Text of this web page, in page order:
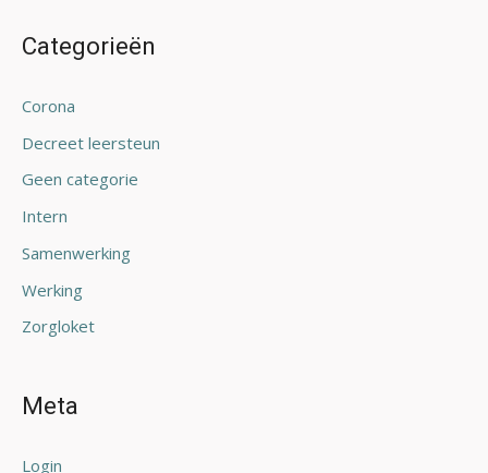
Categorieën
Corona
Decreet leersteun
Geen categorie
Intern
Samenwerking
Werking
Zorgloket
Meta
Login